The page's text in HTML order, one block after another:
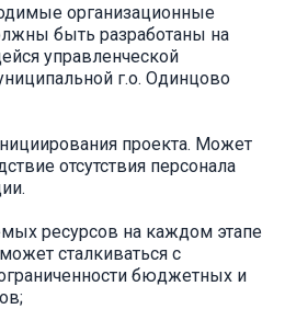
организационные
быть разработаны на
управленческой
г.о. Одинцово
проекта. Может
отсутствия персонала
ресурсов на каждом этапе
сталкиваться с
бюджетных и